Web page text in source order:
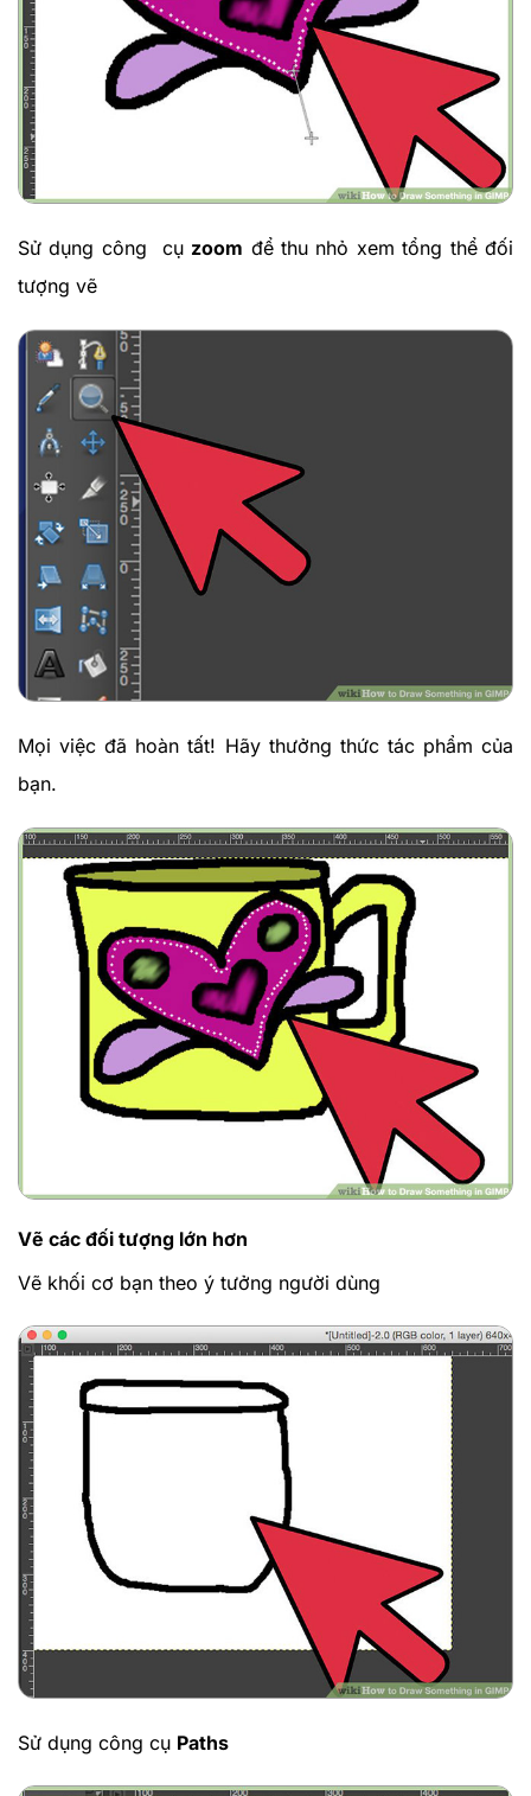
Sử dụng công cụ zoom để thu nhỏ xem tổng thể đối
tượng vẽ
Mọi việc đã hoàn tất! Hãy thưởng thức tác phẩm của
bạn.
Vẽ các đối tượng lớn hơn
Vẽ khối cơ bạn theo ý tưởng người dùng
Sử dụng công cụ Paths